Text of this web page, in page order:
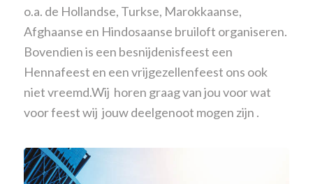
o.a. de Hollandse, Turkse, Marokkaanse,
Afghaanse en Hindosaanse bruiloft organiseren.
Bovendien is een besnijdenisfeest een
Hennafeest en een vrijgezellenfeest ons ook
niet vreemd.Wij horen graag van jou voor wat
voor feest wij jouw deelgenoot mogen zijn .